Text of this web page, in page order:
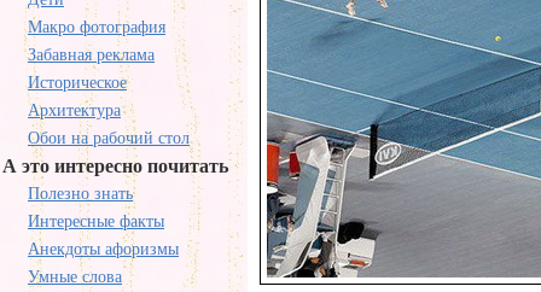
Макро фотография
Забавная реклама
Историческое
Архитектура
Обои на рабочий стол
А это интересно почитать
Полезно знать
Интересные факты
Анекдоты афоризмы
Умные слова